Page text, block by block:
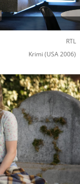
RTL
Krimi (USA 2006)